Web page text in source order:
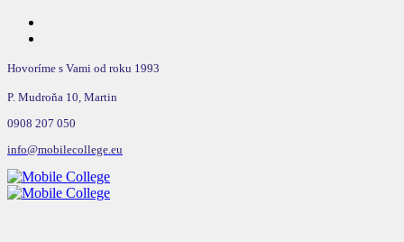
Hovoríme s Vami od roku 1993
P. Mudroňa 10, Martin
0908 207 050
info@mobilecollege.eu